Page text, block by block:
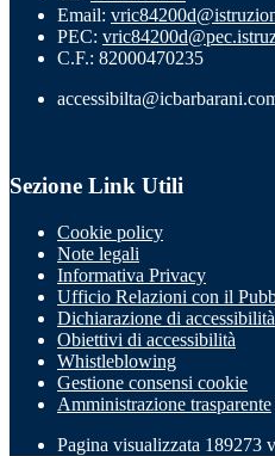
Email:
PEC:
C.F.: 82000470235
Sezione Link Utili
Cookie policy
Note legali
Informativa Privacy
Ufficio Relazioni con il
Dichiarazione di accessibilità
Obiettivi di accessibilità
Whistleblowing
Gestione consensi cookie
Amministrazione trasparente
Pagina visualizzata 189273